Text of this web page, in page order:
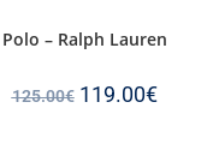
Polo – Ralph Lauren
125.00€ 119.00€